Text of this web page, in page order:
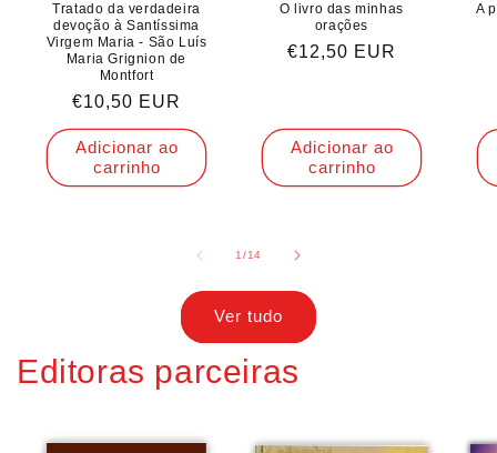
Tratado da verdadeira
devoção à Santíssima
Virgem Maria - São Luís
Maria Grignion de
Montfort
Preço
normal
€10,50 EUR
Adicionar ao
carrinho
O livro das minhas
orações
Preço
€12,50 EUR
Adicionar ao
carrinho
A
1/de
14
Ver tudo
Editoras parceiras